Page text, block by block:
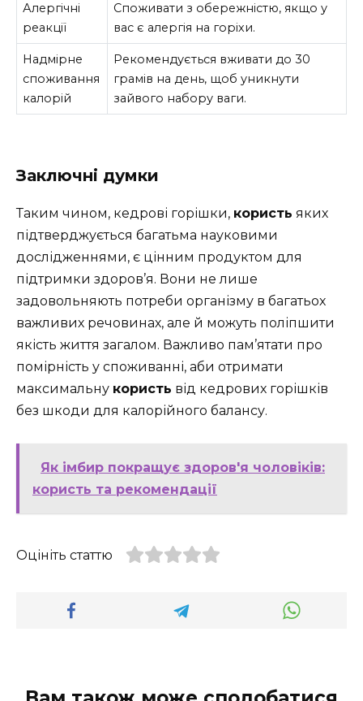
Алергічні
реакції
Споживати з обережністю, якщо у
вас є алергія на горіхи.
Надмірне
споживання
калорій
Рекомендується вживати до 30
грамів на день, щоб уникнути
зайвого набору ваги.
Заключні думки
Таким чином, кедрові горішки, користь яких
підтверджується багатьма науковими
дослідженнями, є цінним продуктом для
підтримки здоров’я. Вони не лише
задовольняють потреби організму в багатьох
важливих речовинах, але й можуть поліпшити
якість життя загалом. Важливо пам’ятати про
помірність у споживанні, аби отримати
максимальну користь від кедрових горішків
без шкоди для калорійного балансу.
Як імбир покращує здоров'я чоловіків:
користь та рекомендації
Оцініть статтю